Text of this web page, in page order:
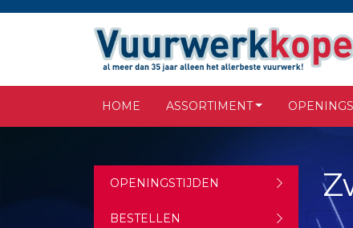
HOME ASSORTIMENT
OPENINGSTIJDEN
BESTELLEN